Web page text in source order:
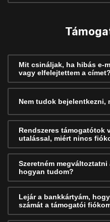
Mit csináljak, ha hibás e-
vagy elfelejtettem a címet?
Nem tudok bejelentkezni,
Rendszeres támogatótok
utalással, miért nincs
Szeretném
hogyan tudom?
Lejár a bankkártyám,
számát a támogatói